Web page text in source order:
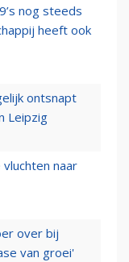
nog steeds
heeft ook
ontsnapt
Leipzig
naar
over bij
van groei'